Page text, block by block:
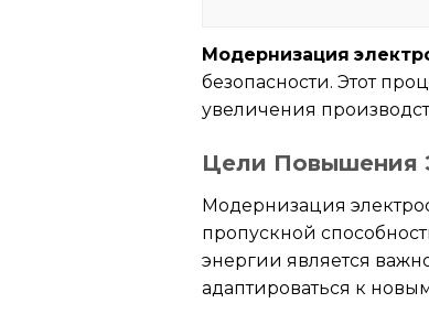
Модернизация
безопасности. Этот
увеличения
Цели Повышения
Модернизация
пропускной
энергии является
адаптироваться к